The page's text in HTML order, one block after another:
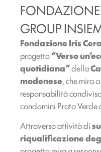
FONDAZIONE
GROUP
Fondazione Iris
progetto“Verso
quotidiana”della
modenese, che mira
responsabilità
condomini Prato Verde
Attraverso attività di
riqualificazione